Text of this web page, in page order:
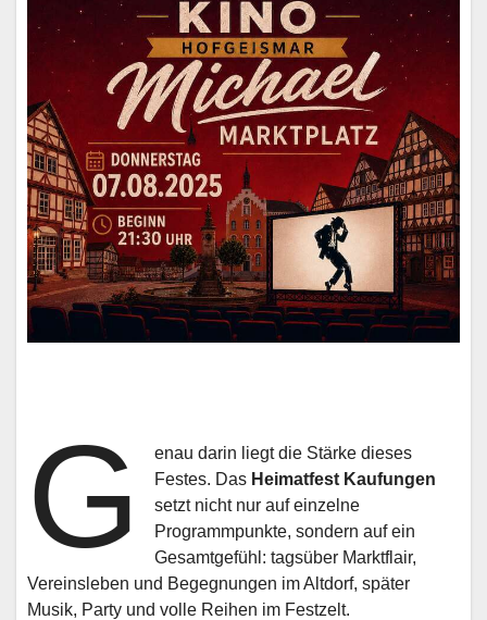
G
enau darin liegt die Stärke dieses
Festes. Das Heimatfest Kaufungen
setzt nicht nur auf einzelne
Programmpunkte, sondern auf ein
Gesamtgefühl: tagsüber Marktflair,
Vereinsleben und Begegnungen im Altdorf, später
Musik, Party und volle Reihen im Festzelt.